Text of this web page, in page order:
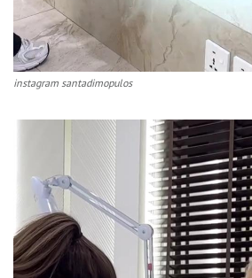
instagram santadimopulos